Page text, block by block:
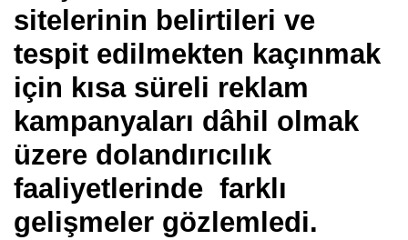
sitelerinin belirtileri ve
tespit edilmekten kaçınmak
için kısa süreli reklam
kampanyaları dâhil olmak
üzere dolandırıcılık
faaliyetlerinde farklı
gelişmeler gözlemledi.